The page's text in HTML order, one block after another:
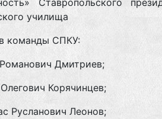
Ставропольского
училища
команды СПКУ:
Дмитриев;
Корячинцев;
Русланович Леонов;